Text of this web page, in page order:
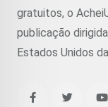
gratuitos, o
publicação
Estados Unidos